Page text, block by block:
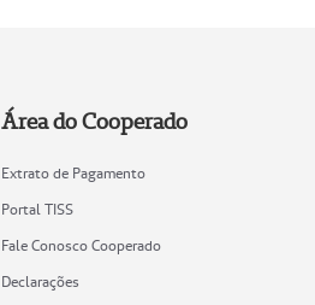
Área do Cooperado
Extrato de Pagamento
Portal TISS
Fale Conosco Cooperado
Declarações